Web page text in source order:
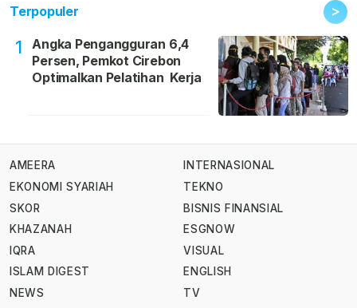
Terpopuler >
1
Angka Pengangguran 6,4
Persen, Pemkot Cirebon
Optimalkan Pelatihan Kerja
AMEERA
EKONOMI SYARIAH
SKOR
KHAZANAH
IQRA
ISLAM DIGEST
NEWS
INTERNASIONAL
TEKNO
BISNIS FINANSIAL
ESGNOW
VISUAL
ENGLISH
TV